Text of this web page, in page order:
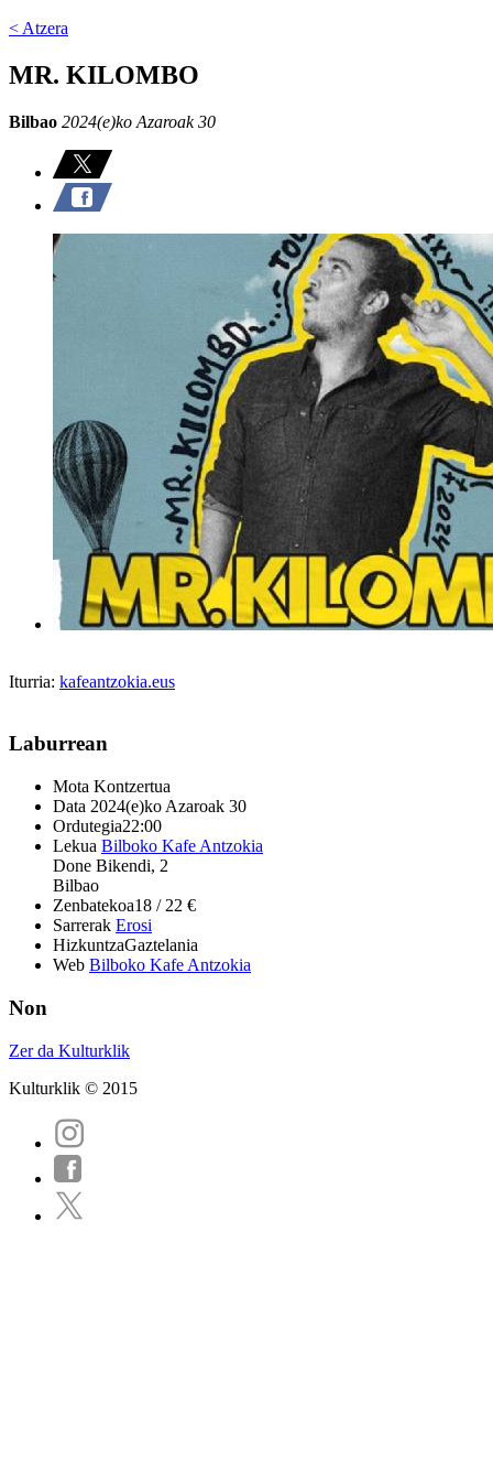
< Atzera
MR. KILOMBO
Bilbao 2024(e)ko Azaroak 30
Iturria: kafeantzokia.eus
Laburrean
Mota Kontzertua
Data 2024(e)ko Azaroak 30
Ordutegia22:00
Lekua Bilboko Kafe Antzokia
Done Bikendi, 2
Bilbao
Zenbatekoa18 / 22 €
Sarrerak Erosi
HizkuntzaGaztelania
Web Bilboko Kafe Antzokia
Non
Zer da Kulturklik
Kulturklik © 2015